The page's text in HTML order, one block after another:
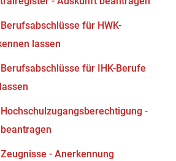
für HWK-
lassen
für IHK-Berufe
-
- Anerkennung